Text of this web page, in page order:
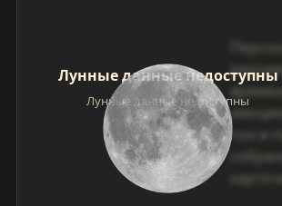
Лунные данные недоступны
Лунные данные недоступны
тон и